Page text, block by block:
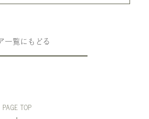
一覧にもどる
PAGE TOP